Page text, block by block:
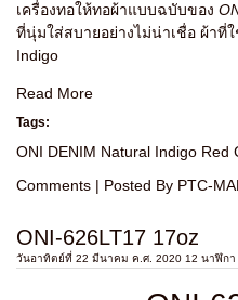
เครื่องทอให้ทอผ้าแบบฉบับของ
ที่นุ่มใส่สบายอย่างไม่น่าเชื่อ ผ้าที่
Indigo
Read More
Tags:
ONI DENIM Natural Indigo Red
Comments | Posted By PTC-
ONI-626LT17 17oz
วันอาทิตย์ที่ 22 มีนาคม ค.ศ. 2020 12 นาฬิกา